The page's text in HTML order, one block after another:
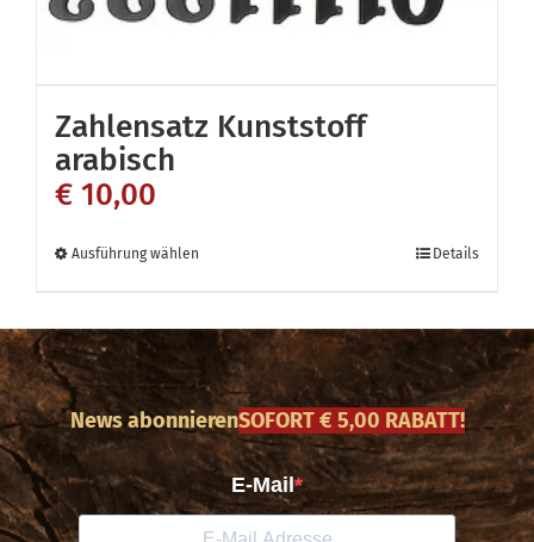
Optionen
der
Zahlensatz Kunststoff
arabisch
€ 10,00
Ausführung wählen
weist
mehrere
Varianten
auf.
Die
Optionen
Details
News abonnierenSOFORT € 5,00 RABATT!